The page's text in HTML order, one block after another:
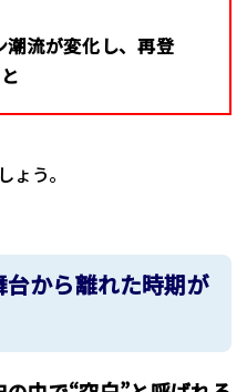
流が変化し、再登
う。
から離れた時期が